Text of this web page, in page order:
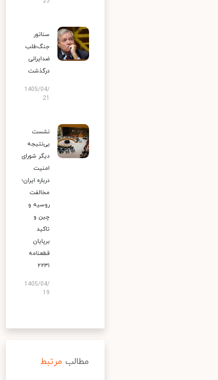
سناتور
جنگ‌طلب
ضدایرانی
درگذشت
1405/04/
نشست
بی‌نتیجه
دیگر شورای
امنیت
درباره ایران؛
مخالفت
روسیه و
چین و
تاکید
برپایان
قطعنامه
۲۲۳۱
1405/04/
19
مطالب مرتبط